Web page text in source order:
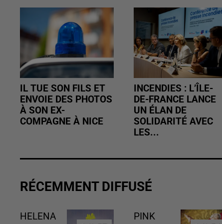
IL TUE SON FILS ET
ENVOIE DES PHOTOS
À SON EX-
COMPAGNE À NICE
INCENDIES : L’ÎLE-
DE-FRANCE LANCE
UN ÉLAN DE
SOLIDARITÉ AVEC
LES...
RÉCEMMENT DIFFUSÉ
HELENA PINK